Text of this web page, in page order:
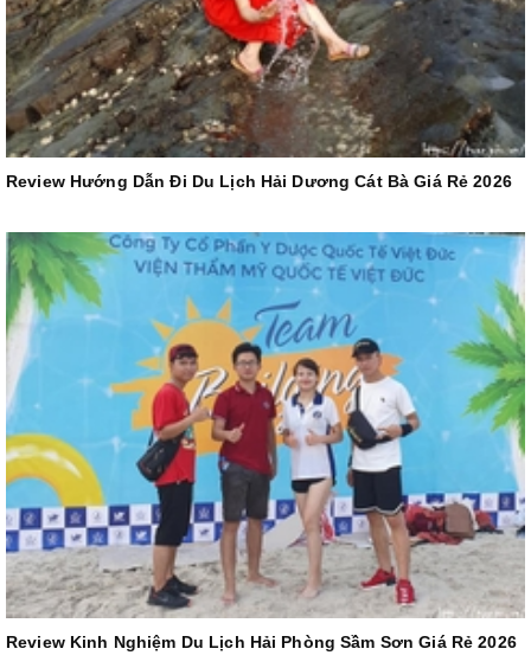
Review Hướng Dẫn Đi Du Lịch Hải Dương Cát Bà Giá Rẻ 2026
Review Kinh Nghiệm Du Lịch Hải Phòng Sầm Sơn Giá Rẻ 2026